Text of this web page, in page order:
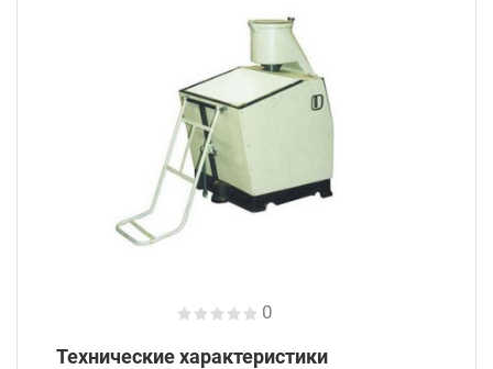
0
Технические характеристики